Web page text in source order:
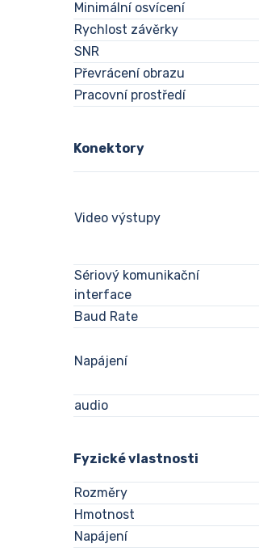
Minimální osvícení
Rychlost závěrky
SNR
Převrácení obrazu
Pracovní prostředí
Konektory
Video výstupy
Sériový komunikační
interface
Baud Rate
Napájení
audio
Fyzické vlastnosti
Rozměry
Hmotnost
Napájení